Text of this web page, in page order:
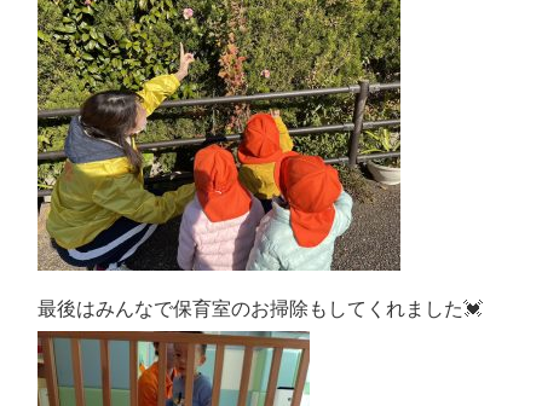
最後はみんなで保育室のお掃除もしてくれました💓